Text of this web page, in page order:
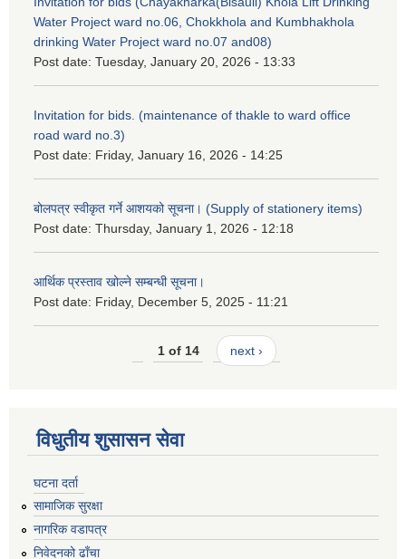
Water Project ward no.06, Chokkhola and Kumbhakhola
drinking Water Project ward no.07 and08)
Post date: Tuesday, January 20, 2026 - 13:33
Invitation for bids. (maintenance of thakle to ward office
road ward no.3)
Post date: Friday, January 16, 2026 - 14:25
बोलपत्र स्वीकृत गर्ने आशयको सूचना। (Supply of stationery items)
Post date: Thursday, January 1, 2026 - 12:18
आर्थिक प्रस्ताव खोल्ने सम्बन्धी सूचना।
Post date: Friday, December 5, 2025 - 11:21
1 of 14 next ›
विधुतीय शुसासन सेवा
घटना दर्ता
सामाजिक सुरक्षा
नागरिक वडापत्र
निवेदनको ढाँचा